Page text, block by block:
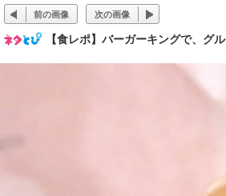
前の画像 次の画像
【食レポ】バーガーキングで、グ